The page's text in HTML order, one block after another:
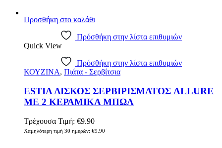
Προσθήκη στο καλάθι
Πρόσθήκη στην λίστα επιθυμιών
Quick View
Πρόσθήκη στην λίστα επιθυμιών
ΚΟΥΖΙΝΑ, Πιάτα - Σερβίτσια
ESTIA ΔΙΣΚΟΣ ΣΕΡΒΙΡΙΣΜΑΤΟΣ ALLURE
ΜΕ 2 ΚΕΡΑΜΙΚΑ ΜΠΩΛ
Τρέχουσα Τιμή: €9.90
Χαμηλότερη τιμή 30 ημερών: €9.90